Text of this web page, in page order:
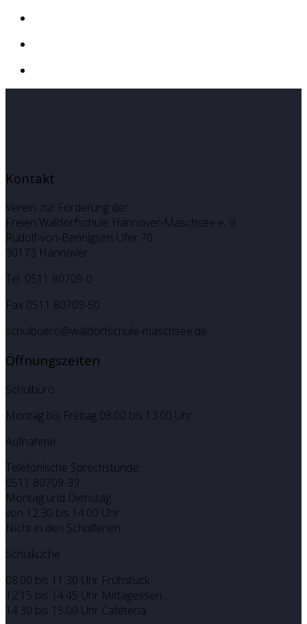
Kontakt
Verein zur Förderung der
Freien Waldorfschule Hannover-Maschsee e. V.
Rudolf-von-Bennigsen-Ufer 70
30173 Hannover
Tel. 0511 80709-0
Fax 0511 80709-50
schulbuero@waldorfschule-maschsee.de
Öffnungszeiten
Schulbüro
Montag bis Freitag 08:00 bis 13:00 Uhr
Aufnahme
Telefonische Sprechstunde:
0511 80709-39
Montag und Dienstag
von 12:30 bis 14:00 Uhr
Nicht in den Schulferien
Schulküche
08:00 bis 11:30 Uhr Frühstück
12:15 bis 14:45 Uhr Mittagessen
14.30 bis 15.00 Uhr Caféteria